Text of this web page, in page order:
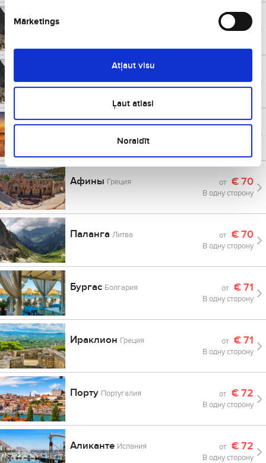
Mārketings
Atļaut visu
Ļaut atlasi
Noraidīt
от € 69
Лемезиа Терме
В одну сторону
Биллунд €69
Афины Греция от €70
В одну сторону
ПалангаЛитва от €70
В одну сторону
Бургас Болгария от €71
В одну сторону
Ираклион Греция от €71
В одну сторону
Порту Португалия от €72
В одну сторону
Аликанте Испания от €72
В одну сторону